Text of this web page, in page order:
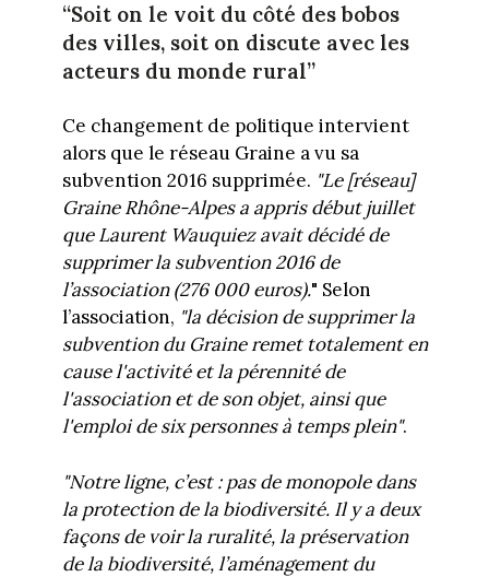
“Soit on le voit du côté des bobos
des villes, soit on discute avec les
acteurs du monde rural”
Ce changement de politique intervient
alors que le réseau Graine a vu sa
subvention 2016 supprimée. "Le [réseau]
Graine Rhône-Alpes a appris début juillet
que Laurent Wauquiez avait décidé de
supprimer la subvention 2016 de
l’association (276 000 euros)." Selon
l’association, "la décision de supprimer la
subvention du Graine remet totalement en
cause l'activité et la pérennité de
l'association et de son objet, ainsi que
l'emploi de six personnes à temps plein".
"Notre ligne, c’est : pas de monopole dans
la protection de la biodiversité. Il y a deux
façons de voir la ruralité, la préservation
de la biodiversité, l’aménagement du